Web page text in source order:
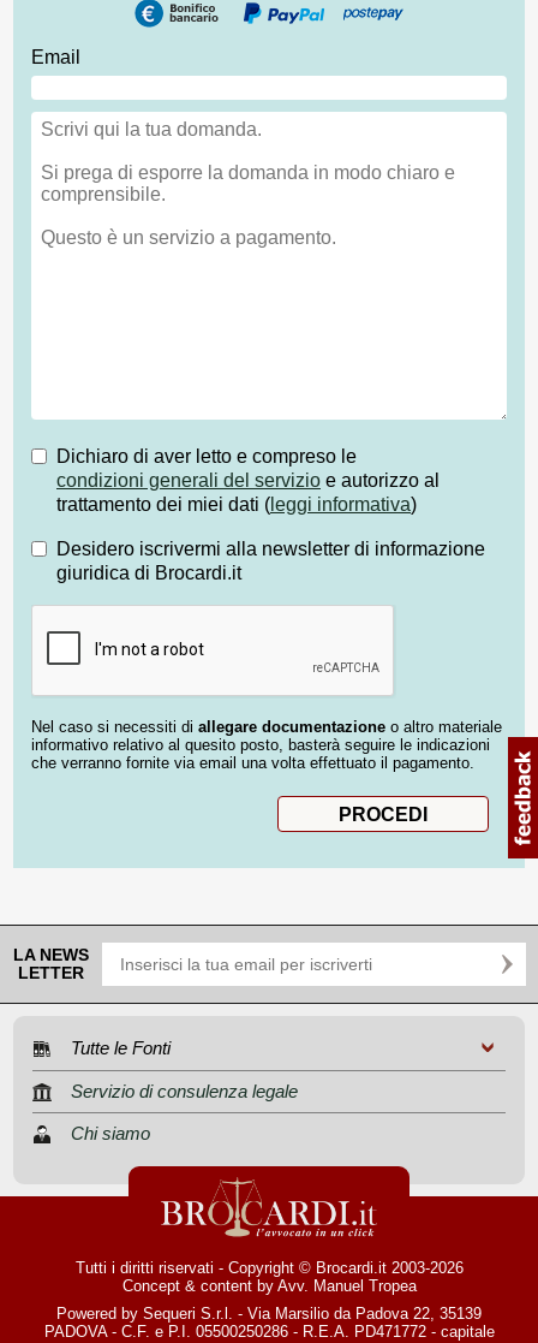
Email
Dichiaro di aver letto e compreso le
condizioni generali del servizio e autorizzo al
trattamento dei miei dati ( leggi informativa)
Desidero iscrivermi alla newsletter di informazione
giuridica di Brocardi.it
Nel caso si necessiti di allegare documentazione o altro materiale
informativo relativo al quesito posto, basterà seguire le indicazioni
che verranno fornite via email una volta effettuato il pagamento.
LA NEWS
LETTER
Tutte le Fonti
Servizio di consulenza legale
Chi siamo
Tutti i diritti riservati - Copyright © Brocardi.it 2003-2026
Concept & content by Avv. Manuel Tropea
Powered by Sequeri S.r.l. - Via Marsilio da Padova 22, 35139
PADOVA - C.F. e P.I. 05500250286 - R.E.A. PD471772 - capitale